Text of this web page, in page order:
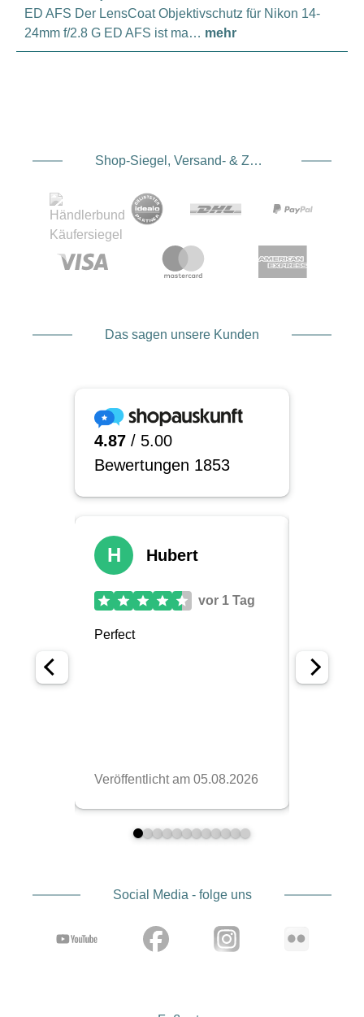
ED AFS Der LensCoat Objektivschutz für Nikon 14-
24mm f/2.8 G ED AFS ist ma… mehr
Shop-Siegel, Versand- & Zahlungsdienstleister
Das sagen unsere Kunden
Social Media - folge uns